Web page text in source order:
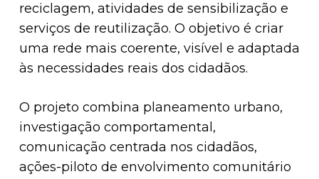
reciclagem, atividades de sensibilização e
serviços de reutilização. O objetivo é criar
uma rede mais coerente, visível e adaptada
às necessidades reais dos cidadãos.
O projeto combina planeamento urbano,
investigação comportamental,
comunicação centrada nos cidadãos,
ações-piloto de envolvimento comunitário